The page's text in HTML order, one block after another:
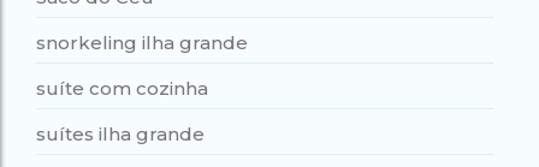
snorkeling ilha grande
suíte com cozinha
suítes ilha grande